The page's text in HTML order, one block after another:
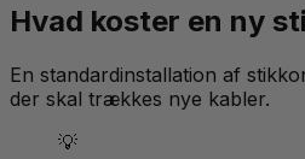
Hvad koster en ny
En standardinstallation af
der skal trækkes nye kabler.
💡